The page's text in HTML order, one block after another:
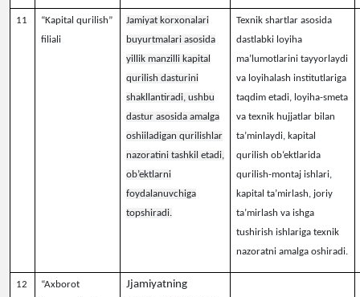
11
“Kapital qurilish”
filiali
Jamiyat korxonalari
buyurtmalari asosida
yillik manzilli kapital
qurilish dasturini
shakllantiradi, ushbu
dastur asosida amalga
oshiiladigan qurilishlar
nazoratini tashkil etadi,
ob’ektlarni
foydalanuvchiga
topshiradi.
Texnik shartlar asosida
dastlabki loyiha
ma’lumotlarini tayyorlaydi
va loyihalash institutlariga
taqdim etadi, loyiha-smeta
va texnik hujjatlar bilan
ta’minlaydi, kapital
qurilish ob‘ektlarida
qurilish-montaj ishlari,
kapital ta’mirlash, joriy
ta’mirlash va ishga
tushirish ishlariga texnik
nazoratni amalga oshiradi.
12
“Axborot
Jjamiyatning